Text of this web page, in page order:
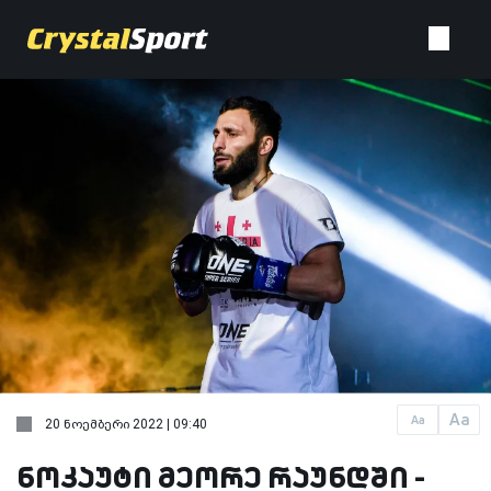
Aa Aa
20 ნოემბერი 2022 | 09:40
ნოკაუტი მეორე რაუნდში -